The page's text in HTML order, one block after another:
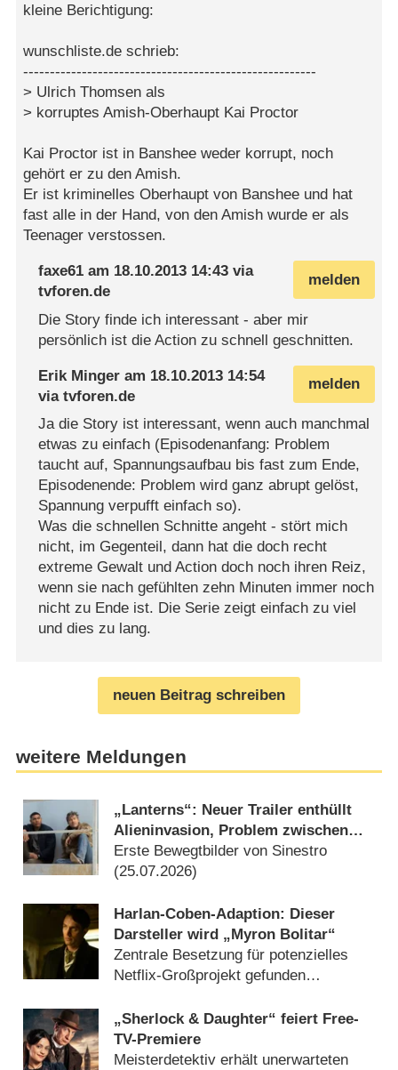
kleine Berichtigung:
wunschliste.de schrieb:
-------------------------------------------------------
> Ulrich Thomsen als
> korruptes Amish-Oberhaupt Kai Proctor
Kai Proctor ist in Banshee weder korrupt, noch
gehört er zu den Amish.
Er ist kriminelles Oberhaupt von Banshee und hat
fast alle in der Hand, von den Amish wurde er als
Teenager verstossen.
melden
faxe61 am 18.10.2013 14:43 via
tvforen.de
Die Story finde ich interessant - aber mir
persönlich ist die Action zu schnell geschnitten.
melden
Erik Minger am 18.10.2013 14:54
viatvforen.de
Ja die Story ist interessant, wenn auch manchmal
etwas zu einfach (Episodenanfang: Problem
taucht auf, Spannungsaufbau bis fast zum Ende,
Episodenende: Problem wird ganz abrupt gelöst,
Spannung verpufft einfach so).
Was die schnellen Schnitte angeht - stört mich
nicht, im Gegenteil, dann hat die doch recht
extreme Gewalt und Action doch noch ihren Reiz,
wenn sie nach gefühlten zehn Minuten immer noch
nicht zu Ende ist. Die Serie zeigt einfach zu viel
und dies zu lang.
neuen Beitrag schreiben
weitere Meldungen
„Lanterns“: Neuer Trailer enthüllt
Alieninvasion, Problem zwischen
Hal Jordan und John Stewart
Erste Bewegtbilder von Sinestro
(25.07.2026)
Harlan-Coben-Adaption: Dieser
Darsteller wird „Myron Bolitar“
Zentrale Besetzung für potenzielles
Netflix-Großprojekt gefunden
„Sherlock & Daughter“ feiert Free-
TV-Premiere
Meisterdetektiv erhält unerwarteten